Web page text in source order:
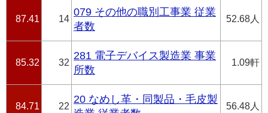
87.41 14
079 その他の職別工事業 従業
者数
52.68人
85.32 32
281 電子デバイス製造業 事業
所数
1.09軒
84.71 22
20 なめし革・同製品・毛皮製
56.48人